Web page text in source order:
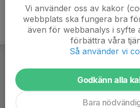
Vi använder oss av kakor
webbplats ska fungera bra
även för webbanalys i syfte
förbättra våra
Så använder vi
Godkänn alla
Bara